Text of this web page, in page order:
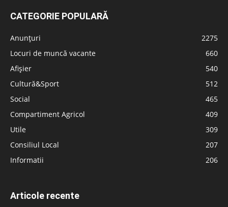
CATEGORIE POPULARĂ
Anunțuri
2275
Locuri de muncă vacante
660
Afișier
540
Cultură&Sport
512
Social
465
Compartiment Agricol
409
Utile
309
Consiliul Local
207
Informatii
206
Articole recente